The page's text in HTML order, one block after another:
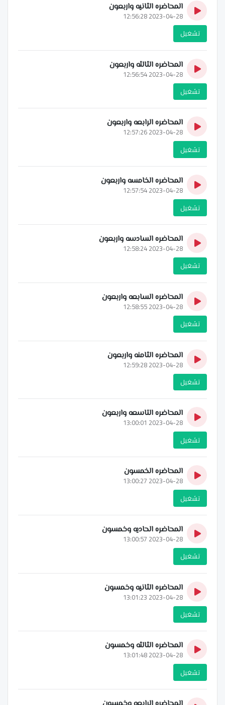
المحاضره الثانيه واربعون
2023-04-28 12:56:28
تشغيل
المحاضره الثالثه واربعون
2023-04-28 12:56:54
تشغيل
المحاضره الرابعه واربعون
2023-04-28 12:57:26
تشغيل
المحاضره الخامسه واربعون
2023-04-28 12:57:54
تشغيل
المحاضره السادسه واربعون
2023-04-28 12:58:24
تشغيل
المحاضره السابعه واربعون
2023-04-28 12:58:55
تشغيل
المحاضره الثامنه واربعون
2023-04-28 12:59:28
تشغيل
المحاضره التاسعه واربعون
2023-04-28 13:00:01
تشغيل
المحاضره الخمسون
2023-04-28 13:00:27
تشغيل
المحاضره الحاديه وخمسون
2023-04-28 13:00:57
تشغيل
المحاضره الثانيه وخمسون
2023-04-28 13:01:23
تشغيل
المحاضره الثالثه وخمسون
2023-04-28 13:01:48
تشغيل